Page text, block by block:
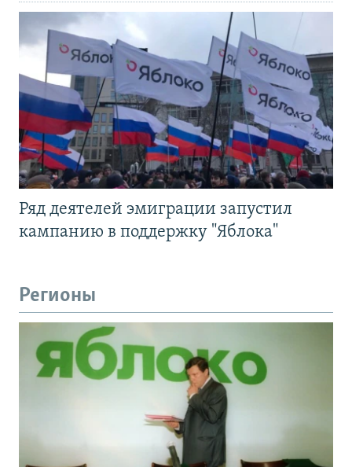
Ряд деятелей эмиграции запустил
кампанию в поддержку "Яблока"
Регионы